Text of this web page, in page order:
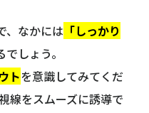
、なかには 「しっかり
でしょう。
トを意識してみてくだ
線をスムーズに誘導で